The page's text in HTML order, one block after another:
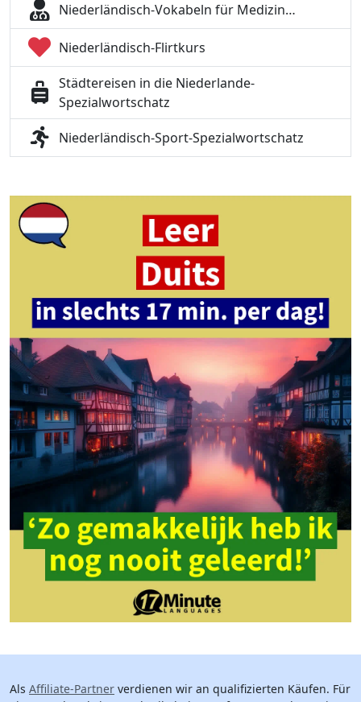
Niederländisch-Vokabeln für Medizin…
Niederländisch-Flirtkurs
Städtereisen in die Niederlande-
Spezialwortschatz
Niederländisch-Sport-Spezialwortschatz
Als Affiliate-Partner verdienen wir an qualifizierten Käufen. Für